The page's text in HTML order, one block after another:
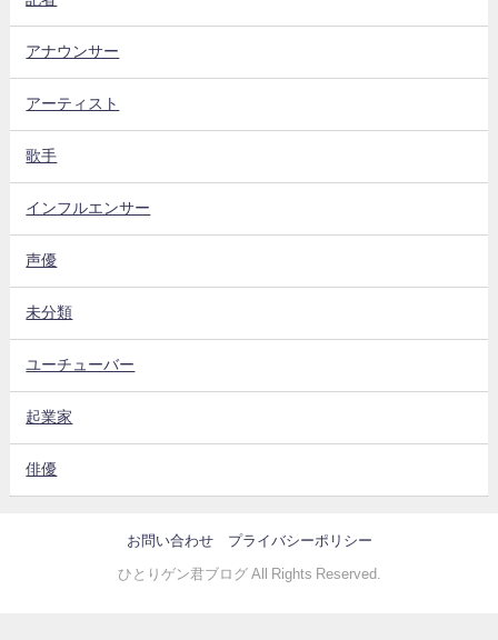
アナウンサー
アーティスト
歌手
インフルエンサー
声優
未分類
ユーチューバー
起業家
俳優
お問い合わせ プライバシーポリシー
ひとりゲン君ブログ All Rights Reserved.